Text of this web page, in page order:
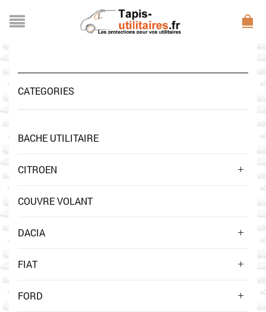
CATEGORIES
BACHE UTILITAIRE
CITROEN
COUVRE VOLANT
DACIA
FIAT
FORD